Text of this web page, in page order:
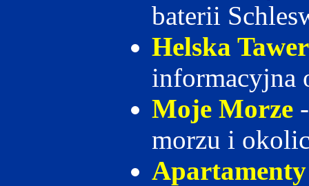
baterii
Helska
informacyjna
Moje Morze
morzu i